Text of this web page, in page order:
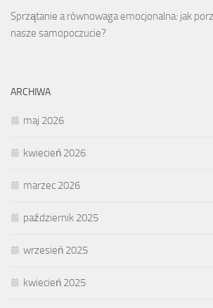
Sprzątanie a równowaga emocjonalna: jak
nasze samopoczucie?
ARCHIWA
maj 2026
kwiecień 2026
marzec 2026
październik 2025
wrzesień 2025
kwiecień 2025